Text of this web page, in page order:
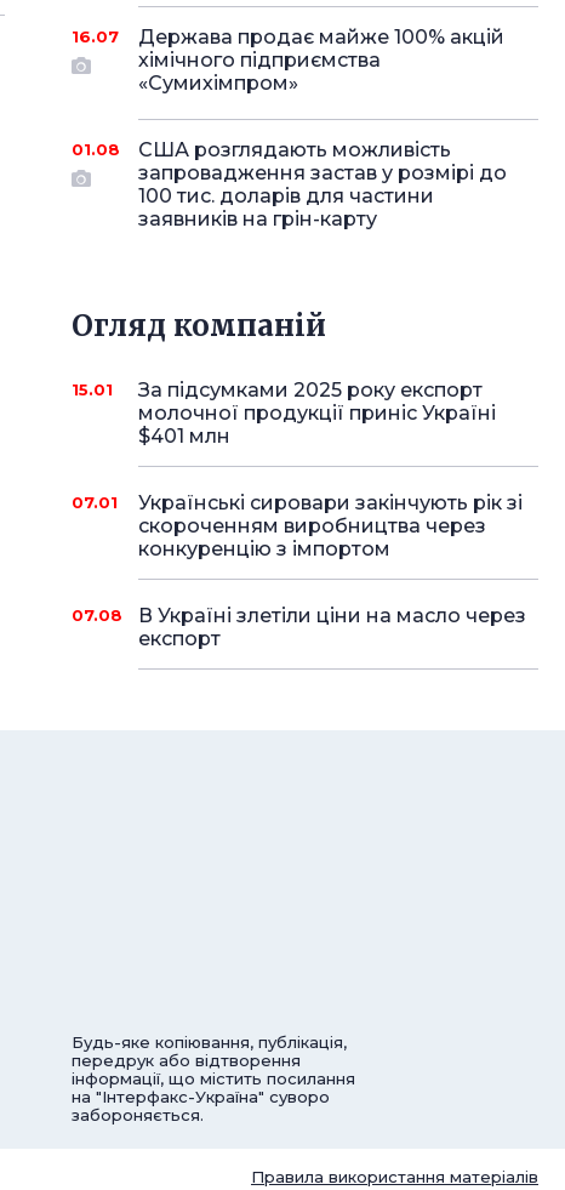
16.07
Держава продає майже 100% акцій
хімічного підприємства
«Сумихімпром»
01.08
США розглядають можливість
запровадження застав у розмірі до
100 тис. доларів для частини
заявників на грін-карту
Огляд компаній
15.01
За підсумками 2025 року експорт
молочної продукції приніс Україні
$401 млн
07.01
Українські сировари закінчують рік зі
скороченням виробництва через
конкуренцію з імпортом
07.08
В Україні злетіли ціни на масло через
експорт
Будь-яке копіювання, публікація,
передрук або відтворення
інформації, що містить посилання
на "Інтерфакс-Україна" суворо
забороняється.
Правила використання матеріалів